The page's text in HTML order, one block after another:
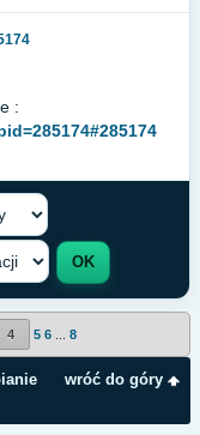
:
4 5 6 8
wróć do góry